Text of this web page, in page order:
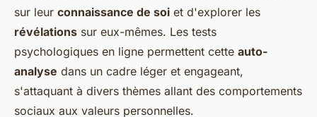
sur leur connaissance de soi et d'explorer les
révélations sur eux-mêmes. Les tests
psychologiques en ligne permettent cette auto-
analyse dans un cadre léger et engageant,
s'attaquant à divers thèmes allant des comportements
sociaux aux valeurs personnelles.